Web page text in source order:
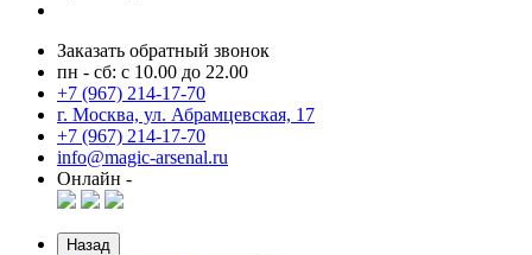
Заказать обратный звонок
пн - сб: с 10.00 до 22.00
+7 (967) 214-17-70
г. Москва, ул. Абрамцевская, 17
+7 (967) 214-17-70
info@magic-arsenal.ru
Онлайн -
Назад